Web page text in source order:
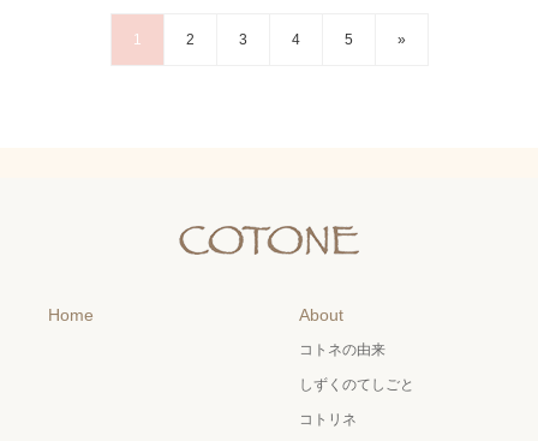
1 2 3 4 5 »
Home About
コトネの由来
しずくのてしごと
コトリネ